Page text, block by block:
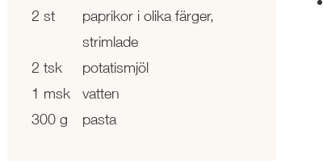
2 st
paprikor i olika färger,
strimlade
2 tsk
potatismjöl
1 msk
vatten
300 g
pasta